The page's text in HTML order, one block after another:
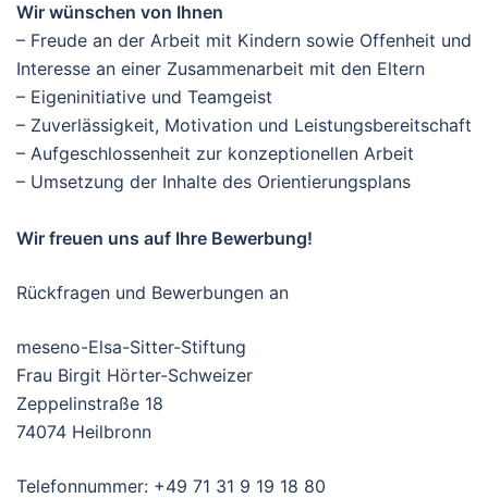
Wir wünschen von Ihnen
– Freude an der Arbeit mit Kindern sowie Offenheit und
Interesse an einer Zusammenarbeit mit den Eltern
– Eigeninitiative und Teamgeist
– Zuverlässigkeit, Motivation und Leistungsbereitschaft
– Aufgeschlossenheit zur konzeptionellen Arbeit
– Umsetzung der Inhalte des Orientierungsplans
Wir freuen uns auf Ihre Bewerbung!
Rückfragen und Bewerbungen an
meseno-Elsa-Sitter-Stiftung
Frau Birgit Hörter-Schweizer
Zeppelinstraße 18
74074 Heilbronn
Telefonnummer: +49 71 31 9 19 18 80